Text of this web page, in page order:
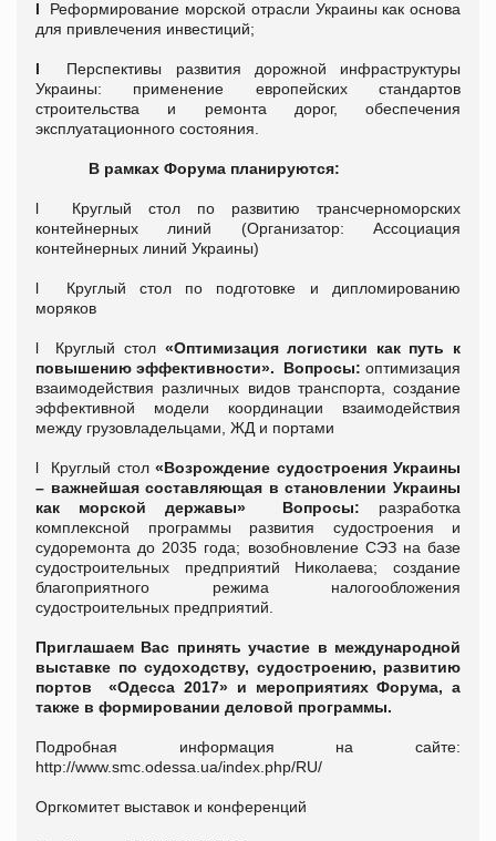
l Реформирование морской отрасли Украины как основа
для привлечения инвестиций;
l Перспективы развития дорожной инфраструктуры
Украины: применение европейских стандартов
строительства и ремонта дорог, обеспечения
эксплуатационного состояния.
В рамках Форума планируются:
l Круглый стол по развитию трансчерноморских
контейнерных линий (Организатор: Ассоциация
контейнерных линий Украины)
l Круглый стол по подготовке и дипломированию
моряков
l Круглый стол«Оптимизация логистики как путь к
повышению эффективности». Вопросы: оптимизация
взаимодействия различных видов транспорта, создание
эффективной модели координации взаимодействия
между грузовладельцами, ЖД и портами
l Круглый стол«Возрождение судостроения Украины
– важнейшая составляющая в становлении Украины
как морской державы»
Вопросы: разработка
комплексной программы развития судостроения и
судоремонта до 2035 года; возобновление СЭЗ на базе
судостроительных предприятий Николаева; создание
благоприятного режима налогообложения
судостроительных предприятий.
Приглашаем Вас принять участие в международной
выставке по судоходству, судостроению, развитию
портов «Одесса 2017» и мероприятиях Форума, а
также в формировании деловой программы.
Подробная информация на сайте:
http://www.smc.odessa.ua/index.php/RU/
Оргкомитет выставок и конференций